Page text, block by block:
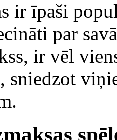
ir īpaši
par
ir vēl
sniedzot